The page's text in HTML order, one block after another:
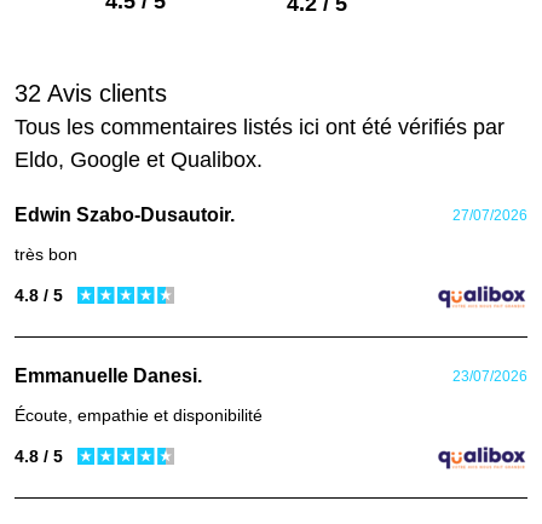
32 Avis clients
Tous les commentaires listés ici ont été vérifiés par
Eldo, Google et Qualibox.
Edwin Szabo-Dusautoir. 27/07/2026
très bon
4.8 / 5
Emmanuelle Danesi. 23/07/2026
Écoute, empathie et disponibilité
4.8 / 5